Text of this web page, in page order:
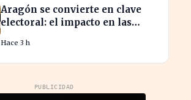
Aragón se convierte en clave
electoral: el impacto en las
Hace 3 h
PUBLICIDAD